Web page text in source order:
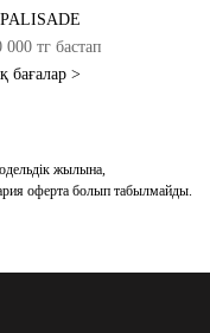
000 тг бастап
бағалар >
жылына,
оферта болып табылмайды.